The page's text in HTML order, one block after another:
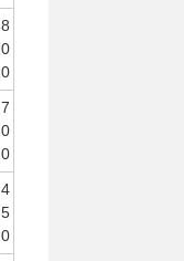
8
0
0
7
0
0
4
5
0